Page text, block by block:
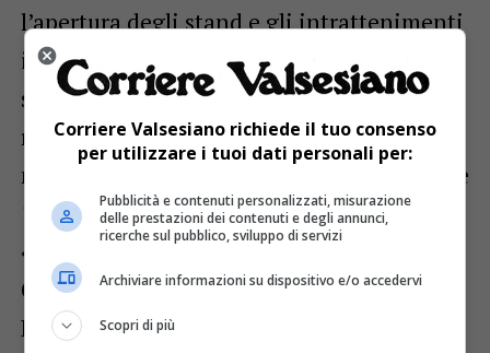
l’apertura degli stand e gli intrattenimenti
itineranti per bambini. Ci sarà ancora la
sagra del Canestrello, alle 17 verrà
riproposta la prima grande sfilata storica
mentre la grande scacchiera in piazza dalle
17,15 ospiterà la rappresentazione teatrale
«Scacchi… Matti» portata in scena dalla
Compagnia teatrale «Gli Instabili» di
Postua. Seguirà la cena medievale nel
Corriere Valsesiano richiede il tuo consenso
per utilizzare i tuoi dati personali per:
Pubblicità e contenuti personalizzati, misurazione
delle prestazioni dei contenuti e degli annunci,
ricerche sul pubblico, sviluppo di servizi
Archiviare informazioni su dispositivo e/o accedervi
Scopri di più